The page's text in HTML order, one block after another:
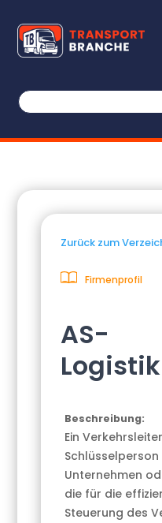
Zurück zum
Firmenprofil
AS-
Beschreibung:
Ein
Schlüsselperson
Unternehmen
die für die
Steuerung des